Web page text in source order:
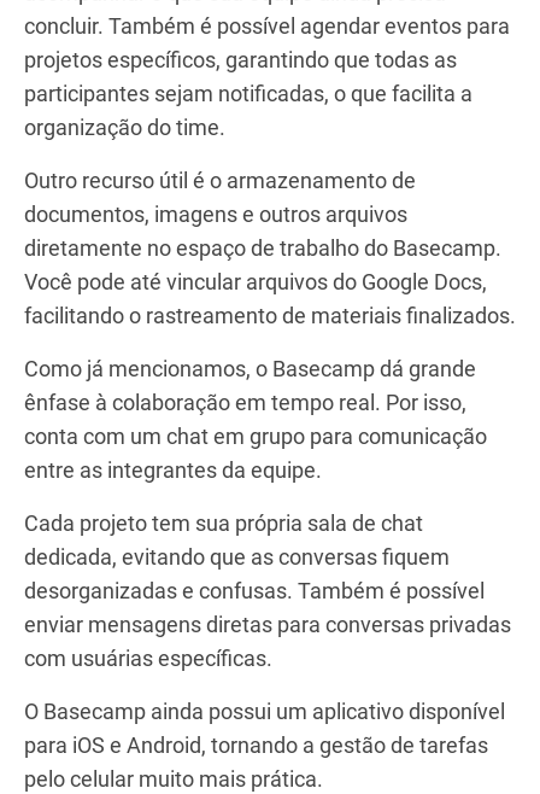
concluir. Também é possível agendar eventos para
projetos específicos, garantindo que todas as
participantes sejam notificadas, o que facilita a
organização do time.
Outro recurso útil é o armazenamento de
documentos, imagens e outros arquivos
diretamente no espaço de trabalho do Basecamp.
Você pode até vincular arquivos do Google Docs,
facilitando o rastreamento de materiais finalizados.
Como já mencionamos, o Basecamp dá grande
ênfase à colaboração em tempo real. Por isso,
conta com um chat em grupo para comunicação
entre as integrantes da equipe.
Cada projeto tem sua própria sala de chat
dedicada, evitando que as conversas fiquem
desorganizadas e confusas. Também é possível
enviar mensagens diretas para conversas privadas
com usuárias específicas.
O Basecamp ainda possui um aplicativo disponível
para iOS e Android, tornando a gestão de tarefas
pelo celular muito mais prática.